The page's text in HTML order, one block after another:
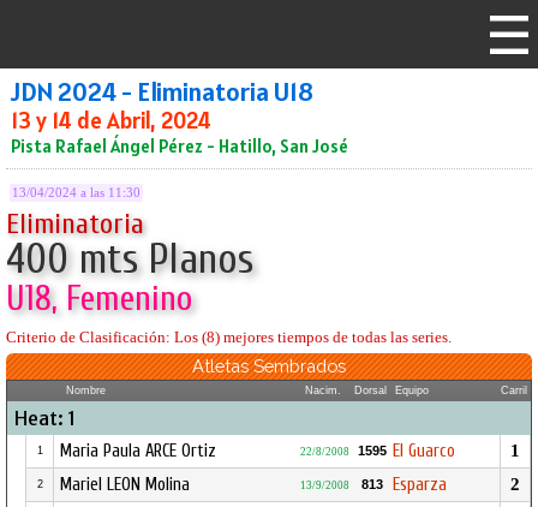
JDN 2024 - Eliminatoria U18
13 y 14 de Abril, 2024
Pista Rafael Ángel Pérez - Hatillo, San José
13/04/2024 a las 11:30
Eliminatoria
400 mts Planos
U18, Femenino
Criterio de Clasificación: Los (8) mejores tiempos de todas las series.
Atletas Sembrados
Nombre Nacim. Dorsal Equipo Carril
Heat: 1
1 Maria Paula ARCE Ortiz 22/8/2008 1595 El Guarco 1
2 Mariel LEON Molina 13/9/2008 813 Esparza 2